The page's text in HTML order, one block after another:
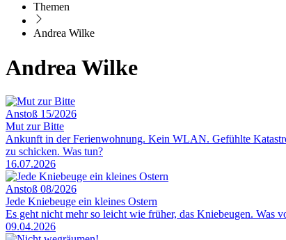
Themen
Andrea Wilke
Andrea Wilke
Anstoß 15/2026
Mut zur Bitte
Ankunft in der Ferienwohnung. Kein WLAN. Gefühlte
zu schicken. Was tun?
16.07.2026
Anstoß 08/2026
Jede Kniebeuge ein kleines Ostern
Es geht nicht mehr so leicht wie früher, das Kniebeugen. Was
09.04.2026